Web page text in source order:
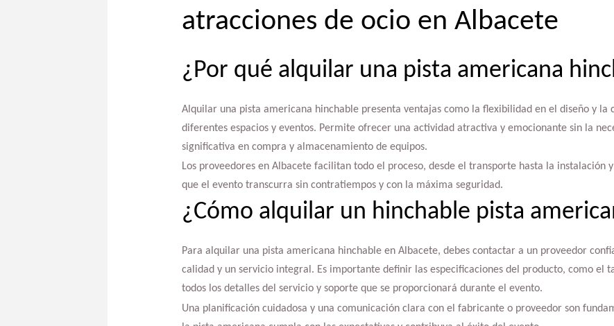
atracciones de ocio en Albacete
¿Por qué alquilar una pista americana
Alquilar una pista americana hinchable presenta ventajas como la flexibilidad en el diseño y la
diferentes espacios y eventos. Permite ofrecer una actividad atractiva y emocionante sin la
significativa en compra y almacenamiento de equipos.
Los proveedores en Albacete facilitan todo el proceso, desde el transporte hasta la instalación
que el evento transcurra sin contratiempos y con la máxima seguridad.
¿Cómo alquilar un hinchable pista
Para alquilar una pista americana hinchable en Albacete, debes contactar a un proveedor
calidad y un servicio integral. Es importante definir las especificaciones del producto, como el
todos los detalles del servicio y soporte que se proporcionará durante el evento.
Una planificación cuidadosa y una comunicación clara con el fabricante o proveedor son